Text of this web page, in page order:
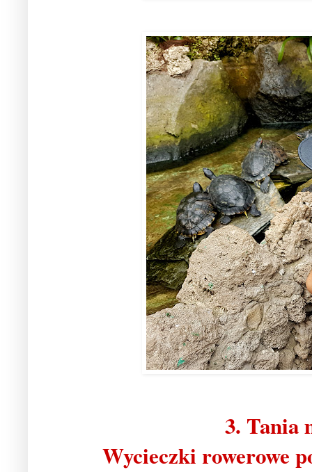
3. Tania
Wycieczki rowerowe